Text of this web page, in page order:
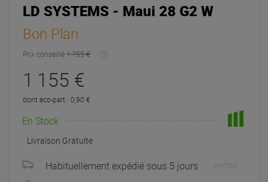
LD SYSTEMS - Maui 28 G2 W
Bon Plan
Prix conseillé1 755 €
1 155 €
dont éco-part : 0,90 €
En Stock
Livraison Gratuite
Habituellement expédié sous 5 jours +infos